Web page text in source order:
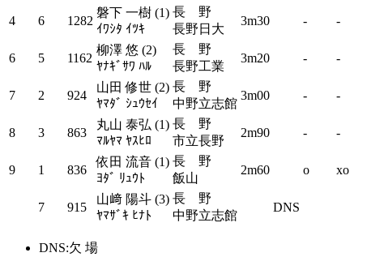
4 6 1282
磐下 一樹 (1)
ｲﾜｼﾀ ｲﾂｷ
長 野
長野日大
3m30 - -
6 5 1162
柳澤 悠 (2)
ﾔﾅｷﾞｻﾜ ﾊﾙ
長 野
長野工業
3m20 - -
7 2 924
山田 修世 (2)
ﾔﾏﾀﾞ ｼｭｳｾｲ
長 野
中野立志館
3m00 - -
8 3 863
丸山 泰弘 (1)
ﾏﾙﾔﾏ ﾔｽﾋﾛ
長 野
市立長野
2m90 - -
9 1 836
依田 流音 (1)
ﾖﾀﾞ ﾘｭｳﾄ
長 野
飯山
2m60 o xo
7 915
山﨑 陽斗 (3)
ﾔﾏｻﾞｷ ﾋﾅﾄ
長 野
中野立志館
DNS
DNS:欠 場